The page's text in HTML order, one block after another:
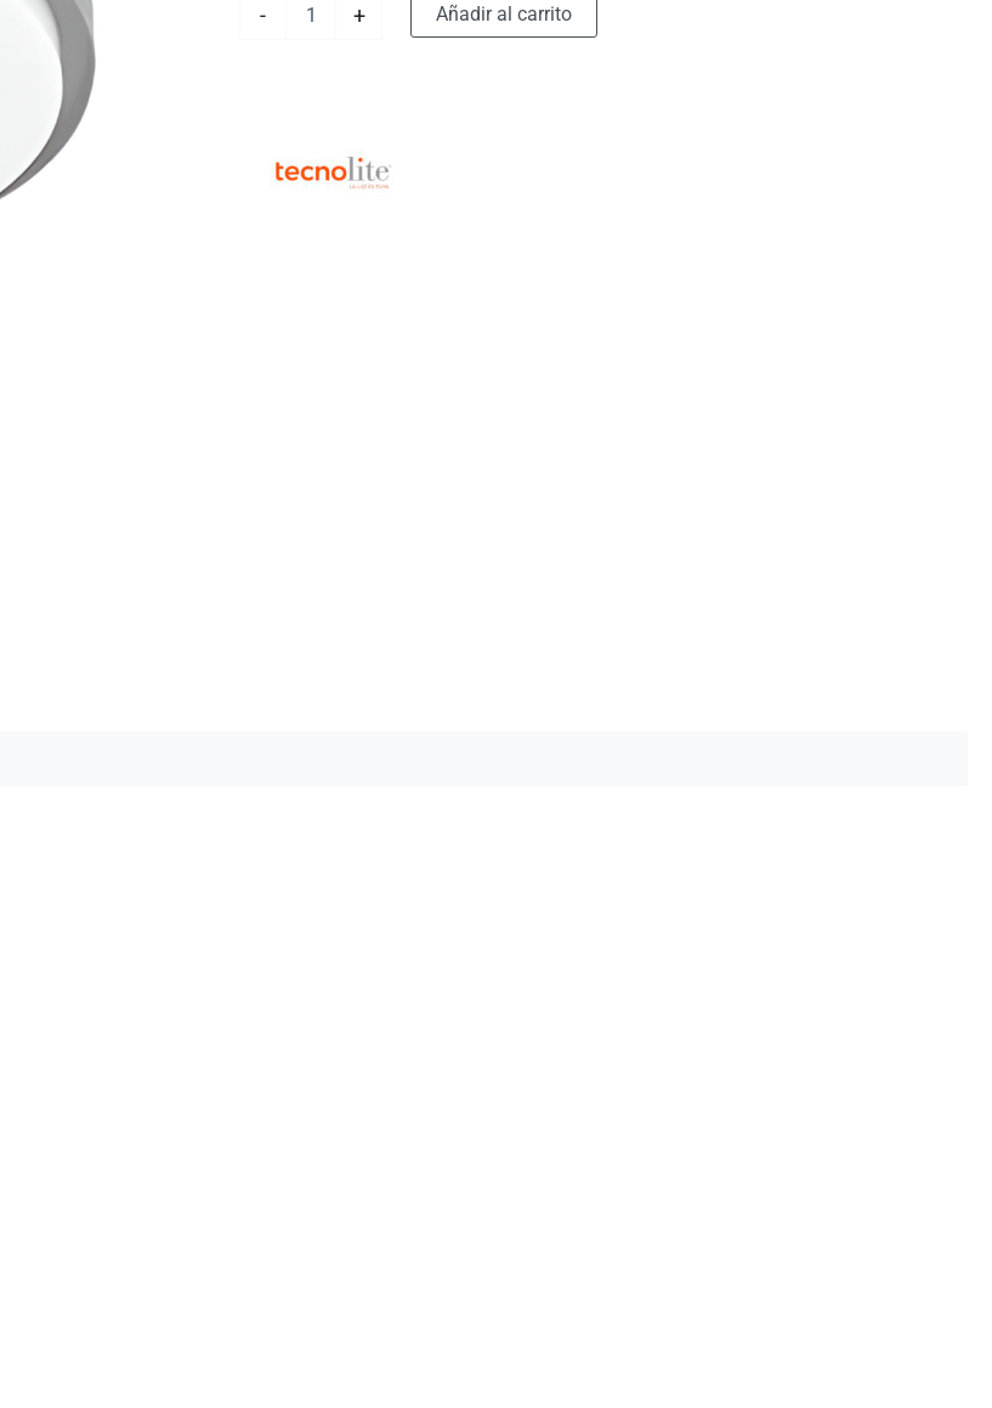
-
Acabado
+ Añadir al carrito